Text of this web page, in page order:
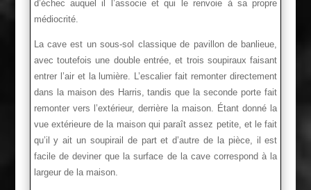
d’échec auquel il l’associe et qui le renvoie à sa propre
médiocrité.
La cave est un sous-sol classique de pavillon de banlieue,
avec toutefois une double entrée, et trois soupiraux faisant
entrer l’air et la lumière. L’escalier fait remonter directement
dans la maison des Harris, tandis que la seconde porte fait
remonter vers l’extérieur, derrière la maison. Étant donné la
vue extérieure de la maison qui paraît assez petite, et le fait
qu’il y ait un soupirail de part et d’autre de la pièce, il est
facile de deviner que la surface de la cave correspond à la
largeur de la maison.